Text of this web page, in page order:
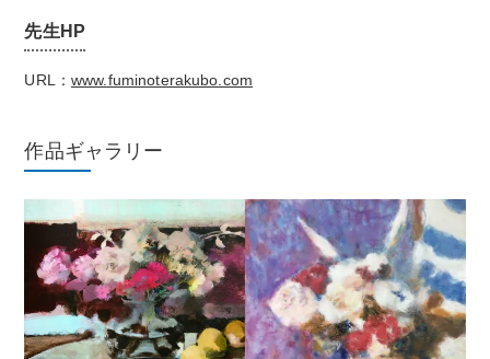
先生HP
URL： www.fuminoterakubo.com
作品ギャラリー